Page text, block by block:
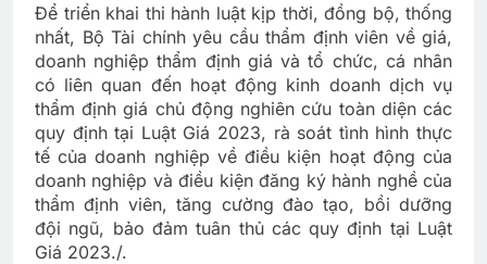
Để triển khai thi hành luật kịp thời, đồng bộ, thống
nhất, Bộ Tài chính yêu cầu thẩm định viên về giá,
doanh nghiệp thẩm định giá và tổ chức, cá nhân
có liên quan đến hoạt động kinh doanh dịch vụ
thẩm định giá chủ động nghiên cứu toàn diện các
quy định tại Luật Giá 2023, rà soát tình hình thực
tế của doanh nghiệp về điều kiện hoạt động của
doanh nghiệp và điều kiện đăng ký hành nghề của
thẩm định viên, tăng cường đào tạo, bồi dưỡng
đội ngũ, bảo đảm tuân thủ các quy định tại Luật
Giá 2023./.